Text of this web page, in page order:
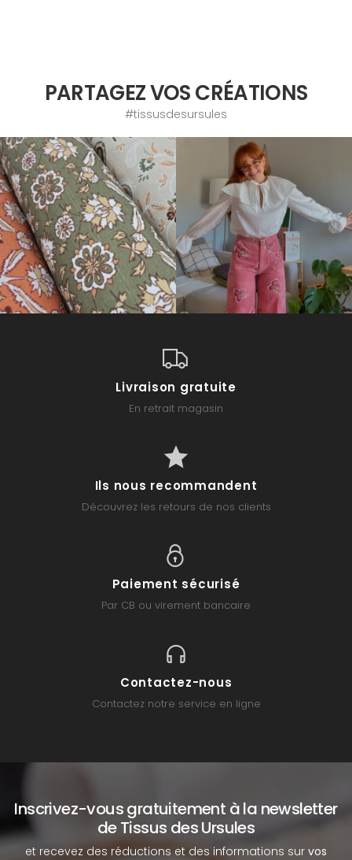
PARTAGEZ VOS CRÉATIONS
#tissusdesursules
Livraison gratuite
En retrait magasin
Ils nous recommandent
Découvrez les retours de nos clients
Paiement sécurisé
Par CB ou virement bancaire
Contactez-nous
Contactez notre service en ligne
Inscrivez-vous gratuitement à la newsletter
de Tissus des Ursules
et recevez des réductions et des informations sur vos